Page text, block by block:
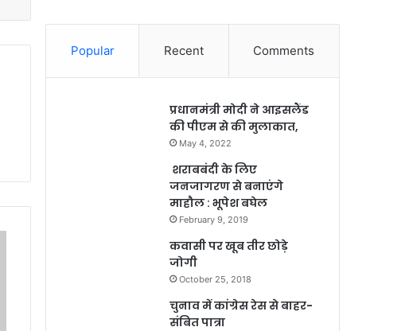
Popular Recent Comments
प्रधानमंत्री मोदी ने आइसलैंड
की पीएम से की मुलाकात,
May 4, 2022
शराबबंदी के लिए
जनजागरण से बनाएंगे
माहौल : भूपेश बघेल
February 9, 2019
कवासी पर खूब तीर छोड़े
जोगी
October 25, 2018
चुनाव में कांग्रेस रेस से बाहर-
संबित पात्रा